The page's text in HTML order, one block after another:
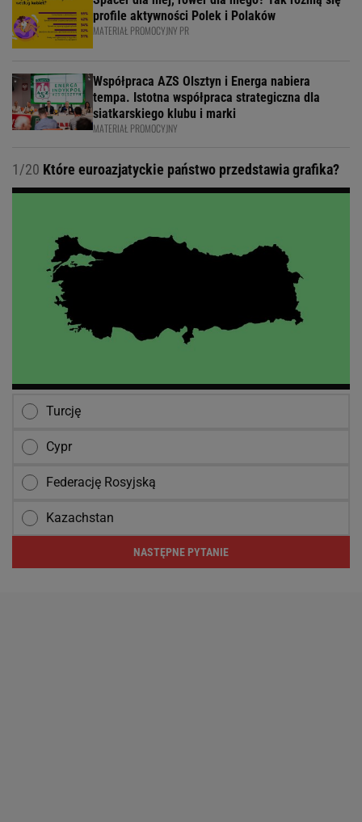
profile aktywności Polek i Polaków
MATERIAŁ PROMOCYJNY PR
Współpraca AZS Olsztyn i Energa nabiera
tempa. Istotna współpraca strategiczna dla
siatkarskiego klubu i marki
MATERIAŁ PROMOCYJNY
1/20 Które euroazjatyckie państwo przedstawia grafika?
Turcję
Cypr
Federację Rosyjską
Kazachstan
NASTĘPNE PYTANIE